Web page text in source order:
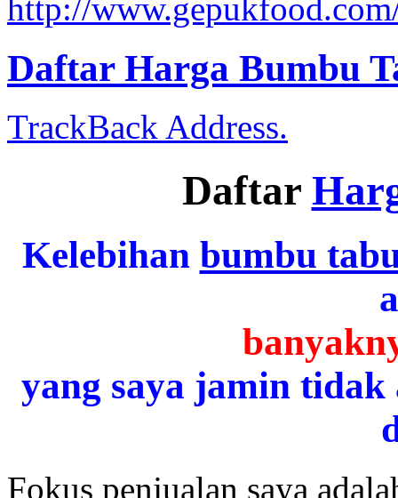
http://
Daftar Harga Bumbu
TrackBack Address.
Daftar
Kelebihan bumbu
yang saya jamin
Fokus penjualan saya